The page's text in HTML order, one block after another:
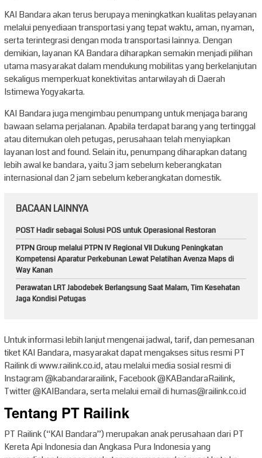
KAI Bandara akan terus berupaya meningkatkan kualitas pelayanan
melalui penyediaan transportasi yang tepat waktu, aman, nyaman,
serta terintegrasi dengan moda transportasi lainnya. Dengan
demikian, layanan KA Bandara diharapkan semakin menjadi pilihan
utama masyarakat dalam mendukung mobilitas yang berkelanjutan
sekaligus memperkuat konektivitas antarwilayah di Daerah
Istimewa Yogyakarta.
KAI Bandara juga mengimbau penumpang untuk menjaga barang
bawaan selama perjalanan. Apabila terdapat barang yang tertinggal
atau ditemukan oleh petugas, perusahaan telah menyiapkan
layanan lost and found. Selain itu, penumpang diharapkan datang
lebih awal ke bandara, yaitu 3 jam sebelum keberangkatan
internasional dan 2 jam sebelum keberangkatan domestik.
BACAAN LAINNYA
POST Hadir sebagai Solusi POS untuk Operasional Restoran
PTPN Group melalui PTPN IV Regional VII Dukung Peningkatan
Kompetensi Aparatur Perkebunan Lewat Pelatihan Avenza Maps di
Way Kanan
Perawatan LRT Jabodebek Berlangsung Saat Malam, Tim Kesehatan
Jaga Kondisi Petugas
Untuk informasi lebih lanjut mengenai jadwal, tarif, dan pemesanan
tiket KAI Bandara, masyarakat dapat mengakses situs resmi PT
Railink di www.railink.co.id, atau melalui media sosial resmi di
Instagram @kabandararailink, Facebook @KABandaraRailink,
Twitter @KAIBandara, serta melalui email di humas@railink.co.id
Tentang PT Railink
PT Railink (“KAI Bandara”) merupakan anak perusahaan dari PT
Kereta Api Indonesia dan Angkasa Pura Indonesia yang